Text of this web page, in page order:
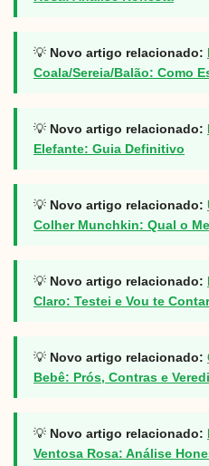
💡 Novo artigo relacionado:
Coala/Sereia/Balão: Como
💡 Novo artigo relacionado:
Elefante: Guia Definitivo
💡 Novo artigo relacionado:
Colher Munchkin: Qual o
💡 Novo artigo relacionado:
Claro: Testei e Vou te Contar
💡 Novo artigo relacionado:
Bebê: Prós, Contras e
💡 Novo artigo relacionado:
Ventosa Rosa: Análise